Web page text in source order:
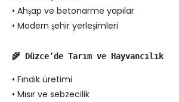
• Ahşap ve betonarme yapılar
• Modern şehir yerleşimleri
🌾 Düzce’de Tarım ve Hayvancılık
• Fındık üretimi
• Mısır ve sebzecilik